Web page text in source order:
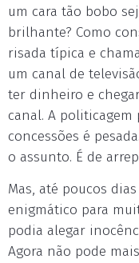
um cara tão bobo
brilhante? Como
risada típica e
um canal de
ter dinheiro e
canal. A politicagem
concessões é
o assunto. É de
Mas, até poucos
enigmático para
podia alegar
Agora não pode